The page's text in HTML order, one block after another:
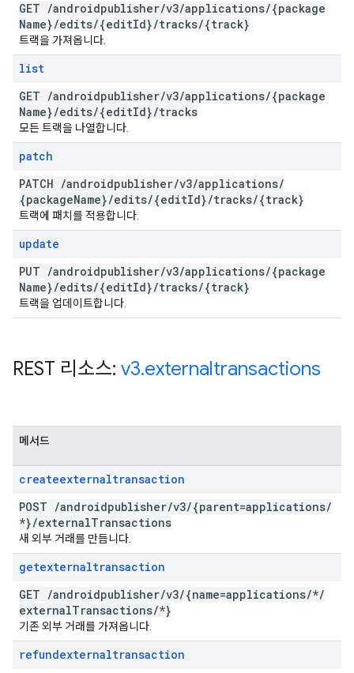
GET /androidpublisher/v3/applications/{package
Name}/edits/{editId}/tracks/{track}
트랙을 가져옵니다.
list
GET /androidpublisher/v3/applications/{package
Name}/edits/{editId}/tracks
모든 트랙을 나열합니다.
patch
PATCH /androidpublisher/v3/applications/
{packageName}/edits/{editId}/tracks/{track}
트랙에 패치를 적용합니다.
update
PUT /androidpublisher/v3/applications/{package
Name}/edits/{editId}/tracks/{track}
트랙을 업데이트합니다.
REST 리소스: v3.externaltransactions
메서드
createexternaltransaction
POST /androidpublisher/v3/{parent=applications/
*}/externalTransactions
새 외부 거래를 만듭니다.
getexternaltransaction
GET /androidpublisher/v3/{name=applications/*/
externalTransactions/*}
기존 외부 거래를 가져옵니다.
refundexternaltransaction